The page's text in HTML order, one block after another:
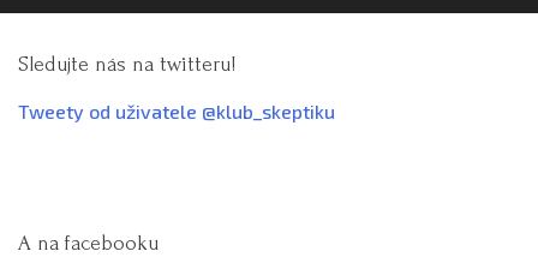
Sledujte nás na twitteru!
Tweety od uživatele @klub_skeptiku
A na facebooku